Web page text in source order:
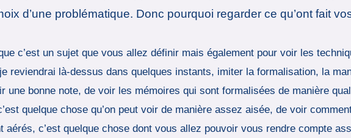
d’une problématique. Donc pourquoi regarder ce qu’ont fait
c’est un sujet que vous allez définir mais également pour voir les
reviendrai là-dessus dans quelques instants, imiter la formalisation, la
une bonne note, de voir les mémoires qui sont formalisées de manière
quelque chose qu’on peut voir de manière assez aisée, de voir
aérés, c’est quelque chose dont vous allez pouvoir vous rendre compte